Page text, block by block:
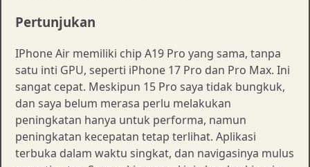
Pertunjukan
IPhone Air memiliki chip A19 Pro yang sama, tanpa
satu inti GPU, seperti iPhone 17 Pro dan Pro Max. Ini
sangat cepat. Meskipun 15 Pro saya tidak bungkuk,
dan saya belum merasa perlu melakukan
peningkatan hanya untuk performa, namun
peningkatan kecepatan tetap terlihat. Aplikasi
terbuka dalam waktu singkat, dan navigasinya mulus